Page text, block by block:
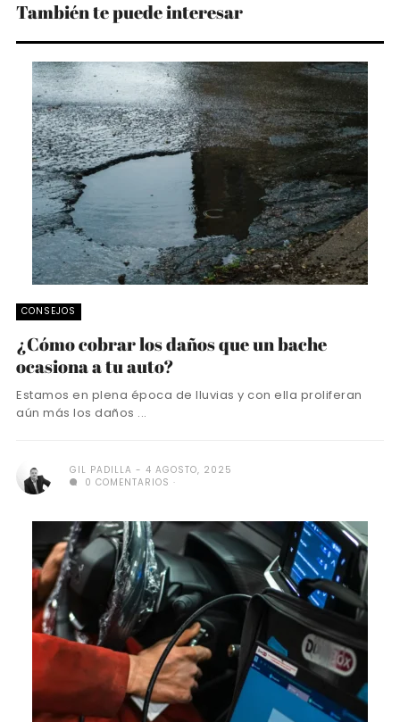
También te puede interesar
CONSEJOS
¿Cómo cobrar los daños que un bache
ocasiona a tu auto?
Estamos en plena época de lluvias y con ella proliferan
aún más los daños ...
GIL PADILLA
4 AGOSTO, 2025
0 COMENTARIOS